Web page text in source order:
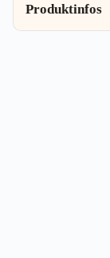
Produktinfos